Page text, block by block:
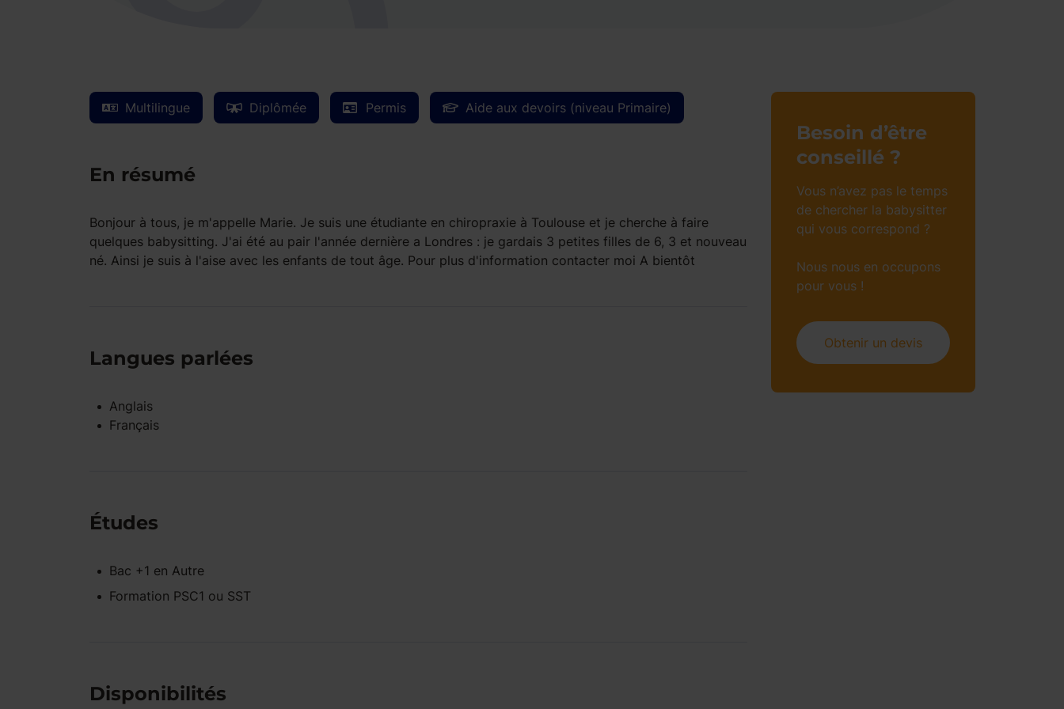
Multilingue Diplômée Permis Aide aux devoirs (niveau Primaire)
En résumé
Bonjour à tous, je m'appelle Marie. Je suis une étudiante en chiropraxie à Toulouse et je cherche à faire
quelques babysitting. J'ai été au pair l'année dernière a Londres : je gardais 3 petites filles de 6, 3 et nouveau
né. Ainsi je suis à l'aise avec les enfants de tout âge. Pour plus d'information contacter moi A bientôt
Langues parlées
Anglais
Français
Études
Bac +1 en Autre
Formation PSC1 ou SST
Disponibilités
Besoin d’être
conseillé ?
Vous n’avez pas le temps
de chercher la babysitter
qui vous correspond ?
Nous nous en occupons
pour vous !
Obtenir un devis